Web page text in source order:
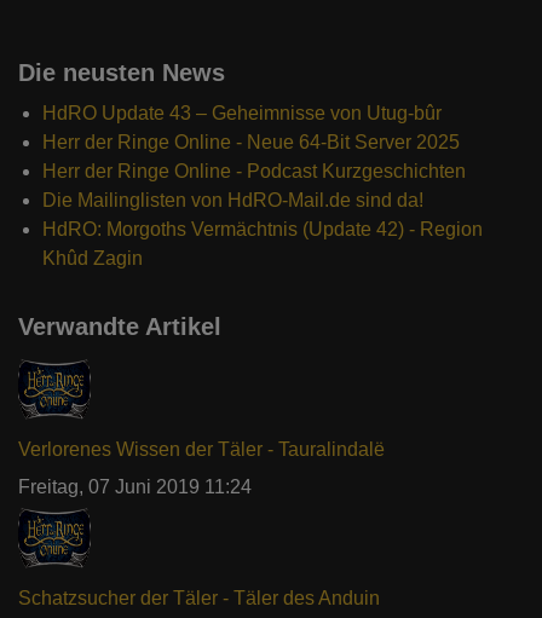
Die neusten News
HdRO Update 43 – Geheimnisse von Utug-bûr
Herr der Ringe Online - Neue 64-Bit Server 2025
Herr der Ringe Online - Podcast Kurzgeschichten
Die Mailinglisten von HdRO-Mail.de sind da!
HdRO: Morgoths Vermächtnis (Update 42) - Region
Khûd Zagin
Verwandte Artikel
Verlorenes Wissen der Täler - Tauralindalë
Freitag, 07 Juni 2019 11:24
Schatzsucher der Täler - Täler des Anduin